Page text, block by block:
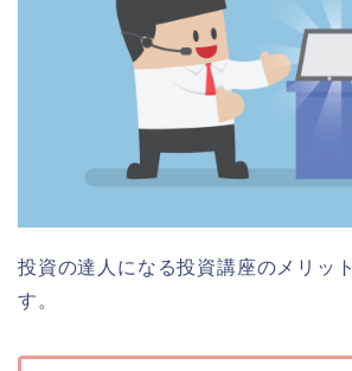
投資の達人になる投資講座のメリッ
す。